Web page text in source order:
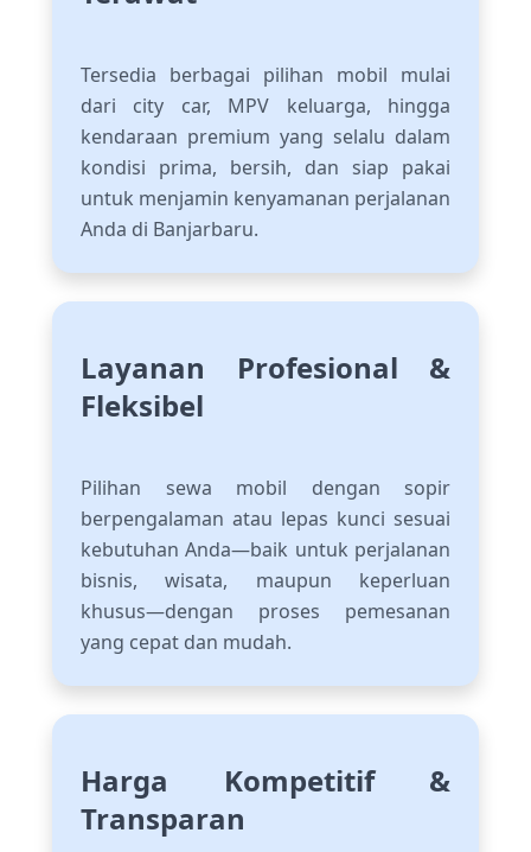
Tersedia berbagai pilihan mobil mulai
dari city car, MPV keluarga, hingga
kendaraan premium yang selalu dalam
kondisi prima, bersih, dan siap pakai
untuk menjamin kenyamanan perjalanan
Anda di Banjarbaru.
Layanan Profesional &
Fleksibel
Pilihan sewa mobil dengan sopir
berpengalaman atau lepas kunci sesuai
kebutuhan Anda—baik untuk perjalanan
bisnis, wisata, maupun keperluan
khusus—dengan proses pemesanan
yang cepat dan mudah.
Harga Kompetitif &
Transparan